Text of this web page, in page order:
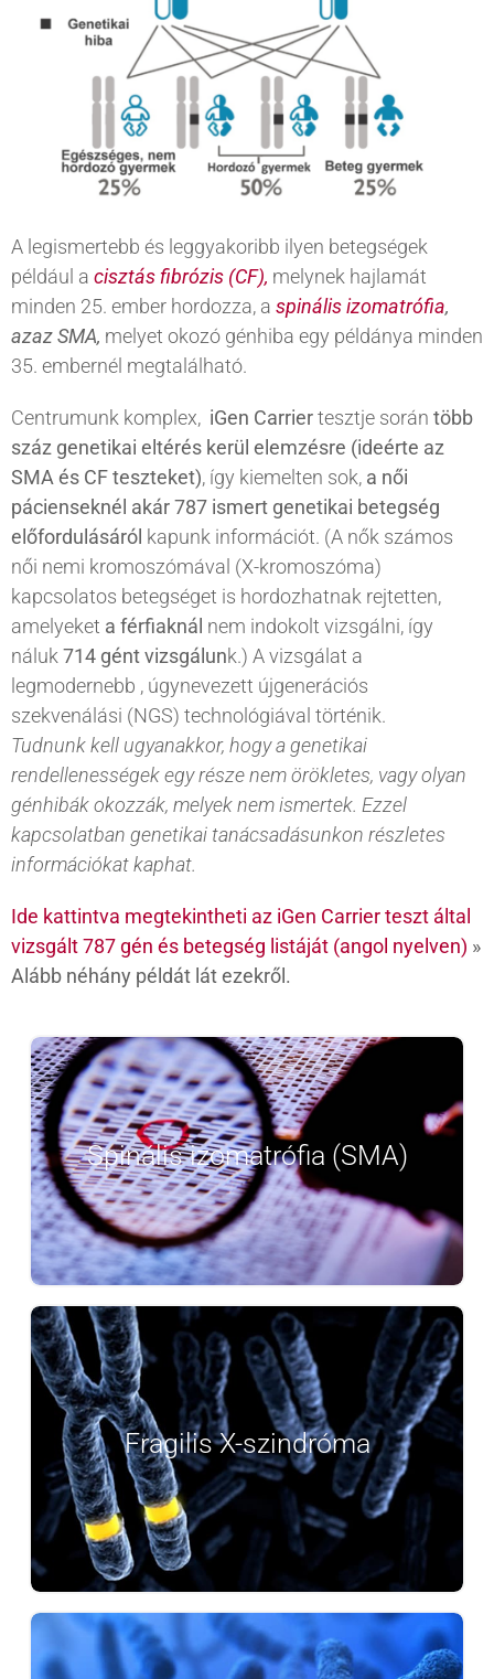
A legismertebb és leggyakoribb ilyen betegségek
például a cisztás fibrózis (CF), melynek hajlamát
minden 25. ember hordozza, a spinális izomatrófia,
azaz SMA, melyet okozó génhiba egy példánya minden
35. embernél megtalálható.
Centrumunk komplex, iGen Carriertesztje során több
száz genetikai eltérés kerül elemzésre (ideérte az
SMA és CF teszteket), így kiemelten sok, a női
pácienseknél akár 787 ismert genetikai betegség
előfordulásáról kapunk információt. (A nők számos
női nemi kromoszómával (X-kromoszóma)
kapcsolatos betegséget is hordozhatnak rejtetten,
amelyeket a férfiaknál nem indokolt vizsgálni, így
náluk 714 gént vizsgálunk.) A vizsgálat a
legmodernebb , úgynevezett újgenerációs
szekvenálási (NGS) technológiával történik.
Tudnunk kell ugyanakkor, hogy a genetikai
rendellenességek egy része nem örökletes, vagy olyan
génhibák okozzák, melyek nem ismertek. Ezzel
kapcsolatban genetikai tanácsadásunkon részletes
információkat kaphat.
Ide kattintva megtekintheti az iGen Carrier teszt által
vizsgált 787 gén és betegség listáját (angol nyelven) »
Alább néhány példát lát ezekről.
Spinális izomatrófia (SMA)
Előfordulás: 1:6000
A betegség tünetei:
a gerincvelőben lévő
mozgató idegsejtek károsodása miatt
fokozatosan súlyosbodó izomsorvadás, akár
az izomzat teljes bénulása.
Részletek
Fragilis X-szindróma
Előfordulás: Férfiak 1:4000, Nők
1:8000
A betegség tünetei:
csökkent intellektuális
képességek/ primer petefészek
elégtelenség/remegéses és
mozgáskoordinációs zavar.
Részletek
Előfordulás: 1:5000